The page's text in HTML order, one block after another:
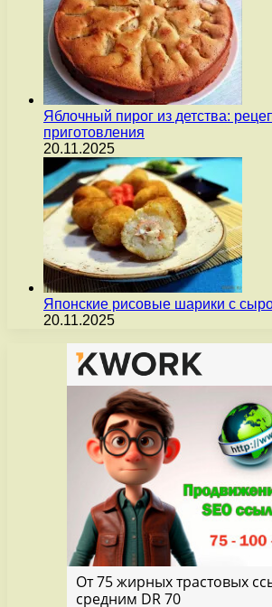
Яблочный пирог из детства:
приготовления
20.11.2025
Японские рисовые шарики с
20.11.2025